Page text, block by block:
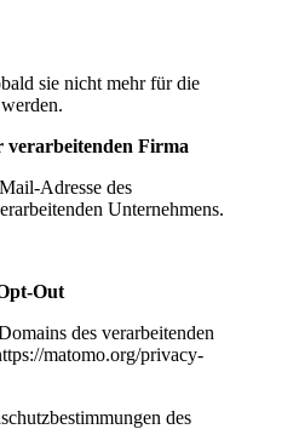
sie nicht mehr für die
verarbeitenden Firma
Adresse des
Unternehmens.
Out
des verarbeitenden
matomo.org/privacy-
des